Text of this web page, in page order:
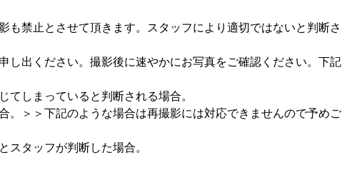
も禁止とさせて頂きます。スタッフにより適切ではないと判断さ
し出ください。撮影後に速やかにお写真をご確認ください。下記
てしまっていると判断される場合。
。＞＞下記のような場合は再撮影には対応できませんので予めご
スタッフが判断した場合。